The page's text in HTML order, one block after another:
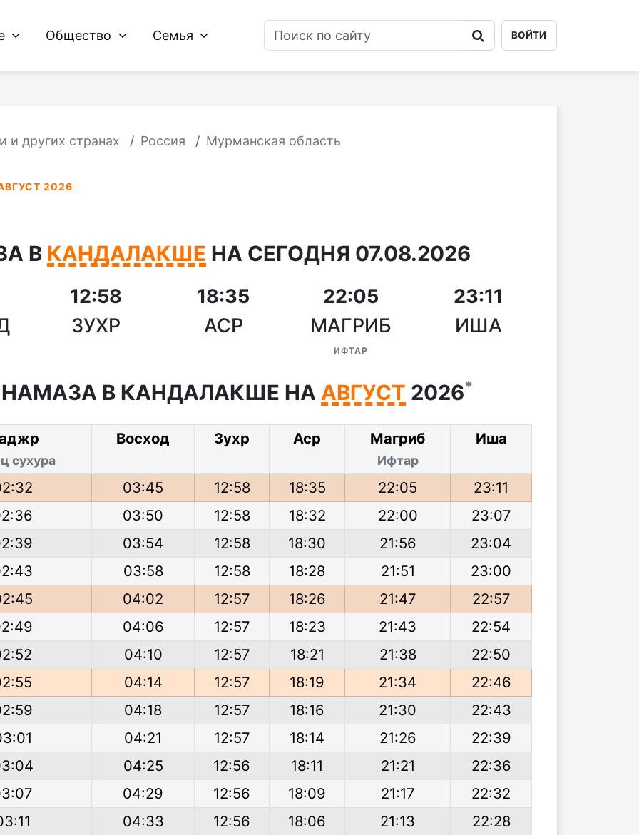
Общество Семья ВОЙТИ
и других странах Россия Мурманская область
2026
В КАНДАЛАКШЕ НА СЕГОДНЯ 07.08.2026
12:58
ЗУХР
18:35
АСР
22:05
МАГРИБ
ИФТАР
23:11
ИША
В КАНДАЛАКШЕ НА АВГУСТ 2026*
сухура
Восход Зухр Аср Магриб
Ифтар
Иша
03:45 12:58 18:35 22:05
23:11
03:50 12:58 18:32 22:00
23:07
03:54 12:58 18:30 21:56
23:04
03:58 12:58 18:28 21:51
23:00
04:02 12:57 18:26 21:47
22:57
04:06 12:57 18:23 21:43
22:54
04:10 12:57 18:21 21:38
22:50
04:14 12:57 18:19 21:34
22:46
04:18 12:57 18:16 21:30
22:43
04:21 12:57 18:14 21:26
22:39
04:25 12:56 18:11 21:21
22:36
04:29 12:56 18:09 21:17
22:32
04:33 12:56 18:06 21:13
22:28